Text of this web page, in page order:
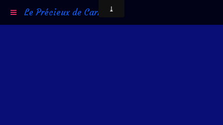
Le Précieux de Carni